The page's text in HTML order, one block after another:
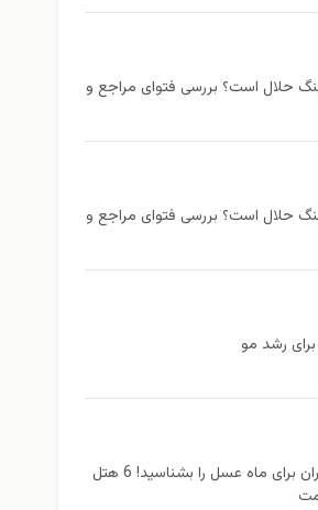
حلال است؟ بررسی فتوای مراجع و
حلال است؟ بررسی فتوای مراجع و
رشد مو
بهترین هتل تهران برای ماه عسل را بشناسید! 6 هتل